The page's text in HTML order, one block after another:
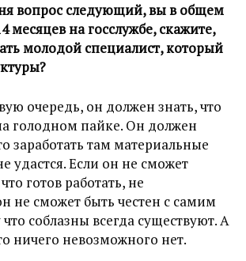
вопрос следующий, вы в общем
месяцев на госслужбе, скажите,
молодой специалист, который
очередь, он должен знать, что
голодном пайке. Он должен
заработать там материальные
удастся. Если он не сможет
готов работать, не
не сможет быть честен с самим
соблазны всегда существуют. А
ничего невозможного нет.